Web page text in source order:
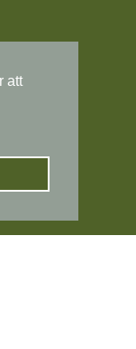
att